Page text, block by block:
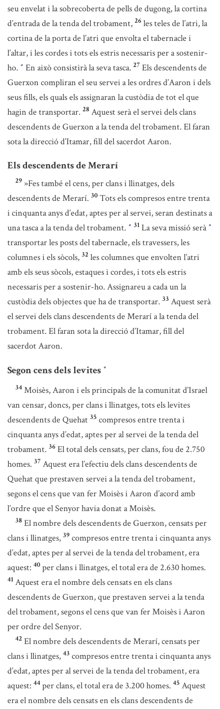
seu envelat i la sobrecoberta de pells de dugong, la cortina
d’entrada de la tenda del trobament, 26 les teles de l’atri, la
cortina de la porta de l’atri que envolta el tabernacle i
l’altar, i les cordes i tots els estris necessaris per a sostenir-
ho. * En això consistirà la seva tasca. 27 Els descendents de
Guerxon compliran el seu servei a les ordres d’Aaron i dels
seus fills, els quals els assignaran la custòdia de tot el que
hagin de transportar. 28 Aquest serà el servei dels clans
descendents de Guerxon a la tenda del trobament. El faran
sota la direcció d’Itamar, fill del sacerdot Aaron.
Els descendents de Merarí
29 »Fes també el cens, per clans i llinatges, dels
descendents de Merarí. 30 Tots els compresos entre trenta
i cinquanta anys d’edat, aptes per al servei, seran destinats a
una tasca a la tenda del trobament. * 31 La seva missió serà *
transportar les posts del tabernacle, els travessers, les
columnes i els sòcols, 32 les columnes que envolten l’atri
amb els seus sòcols, estaques i cordes, i tots els estris
necessaris per a sostenir-ho. Assignareu a cada un la
custòdia dels objectes que ha de transportar. 33 Aquest serà
el servei dels clans descendents de Merarí a la tenda del
trobament. El faran sota la direcció d’Itamar, fill del
sacerdot Aaron.
Segon cens dels levites *
34 Moisès, Aaron i els principals de la comunitat d’Israel
van censar, doncs, per clans i llinatges, tots els levites
descendents de Quehat 35 compresos entre trenta i
cinquanta anys d’edat, aptes per al servei de la tenda del
trobament. 36 El total dels censats, per clans, fou de 2.750
homes. 37 Aquest era l’efectiu dels clans descendents de
Quehat que prestaven servei a la tenda del trobament,
segons el cens que van fer Moisès i Aaron d’acord amb
l’ordre que el Senyor havia donat a Moisès.
38 El nombre dels descendents de Guerxon, censats per
clans i llinatges, 39 compresos entre trenta i cinquanta anys
d’edat, aptes per al servei de la tenda del trobament, era
aquest: 40 per clans i llinatges, el total era de 2.630 homes.
41 Aquest era el nombre dels censats en els clans
descendents de Guerxon, que prestaven servei a la tenda
del trobament, segons el cens que van fer Moisès i Aaron
per ordre del Senyor.
42 El nombre dels descendents de Merarí, censats per
clans i llinatges, 43 compresos entre trenta i cinquanta anys
d’edat, aptes per al servei de la tenda del trobament, era
aquest: 44 per clans, el total era de 3.200 homes. 45 Aquest
era el nombre dels censats en els clans descendents de